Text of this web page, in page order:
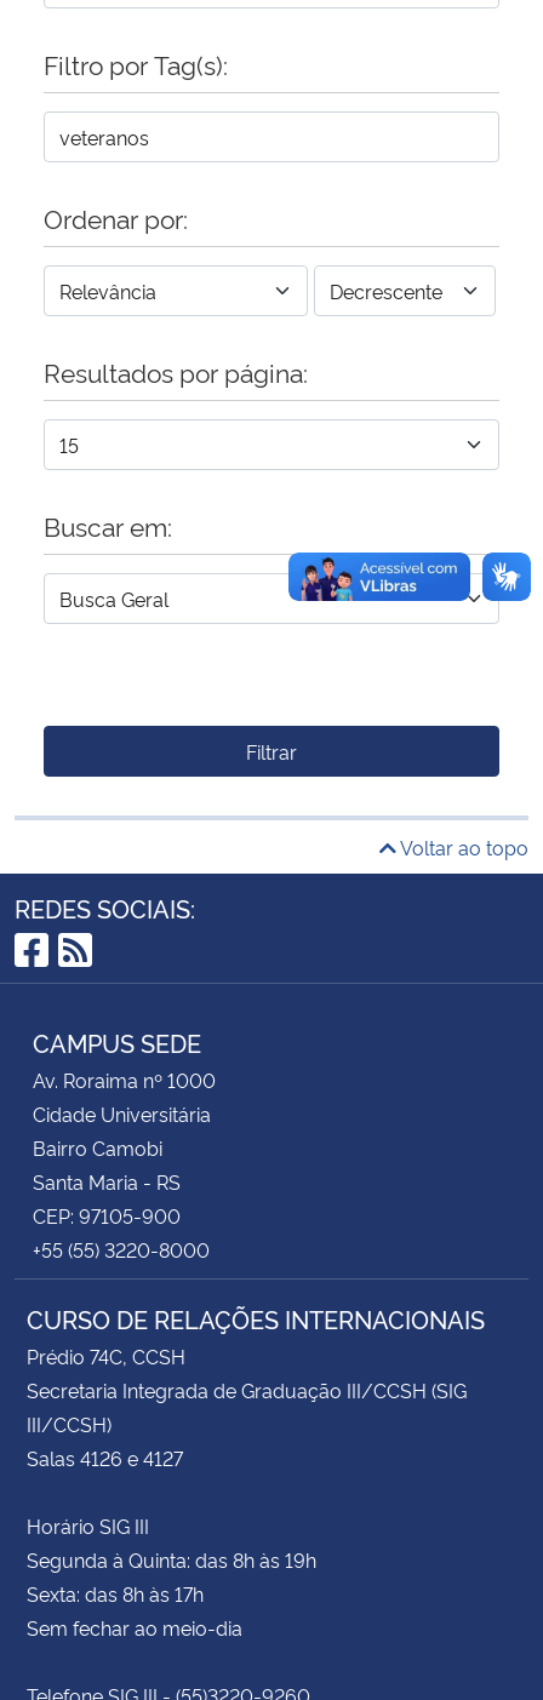
Ministério da Mulher, da Família e dos Direitos Humanos
Secretaria-Geral
Advocacia-Geral da União
Banco Central do Brasil
Filtro por Tag(s):
Ordenar por:
Resultados por página:
Buscar em:
Filtrar
Voltar ao topo
REDES SOCIAIS:
Facebook
RSS
CAMPUS SEDE
Av. Roraima nº 1000
Cidade Universitária
Bairro Camobi
Santa Maria - RS
CEP: 97105-900
+55 (55) 3220-8000
CURSO DE RELAÇÕES INTERNACIONAIS
Prédio 74C, CCSH
Secretaria Integrada de Graduação III/CCSH (SIG
III/CCSH)
Salas 4126 e 4127
Horário SIG III
Segunda à Quinta: das 8h às 19h
Sexta: das 8h às 17h
Sem fechar ao meio-dia
Telefone SIG III - (55)3220-9260